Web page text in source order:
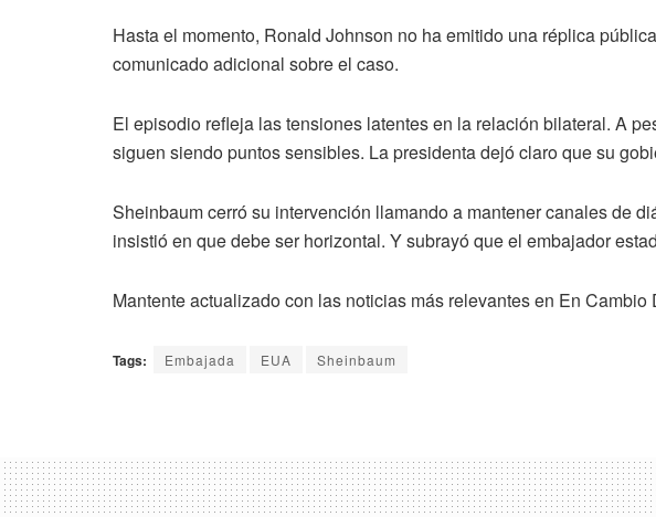
Hasta el momento, Ronald Johnson no ha emitido una réplica
comunicado adicional sobre el caso.
El episodio refleja las tensiones latentes en la relación bilateral. A
siguen siendo puntos sensibles. La presidenta dejó claro que su
Sheinbaum cerró su intervención llamando a mantener canales de
insistió en que debe ser horizontal. Y subrayó que el embajador
Mantente actualizado con las noticias más relevantes en En Cambio
Tags: Embajada EUA Sheinbaum